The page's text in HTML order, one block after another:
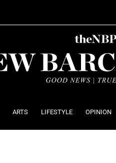
ARTS LIFESTYLE OPINION